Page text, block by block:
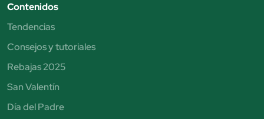
Contenidos
Tendencias
Consejos y tutoriales
Rebajas 2025
San Valentín
Día del Padre